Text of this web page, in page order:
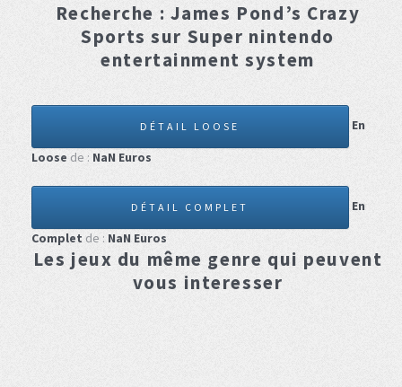
Recherche : James Pond’s Crazy
Sports sur Super nintendo
entertainment system
DÉTAIL LOOSE
En
Loose de : NaN Euros
DÉTAIL COMPLET
En
Complet de : NaN Euros
Les jeux du même genre qui peuvent
vous interesser